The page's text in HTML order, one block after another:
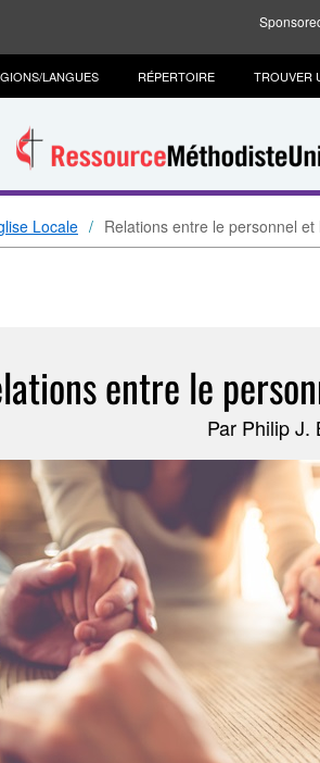
LANGUES RÉPERTOIRE TROUVER
Locale Relations entre le personnel
entre le
Par Philip J.